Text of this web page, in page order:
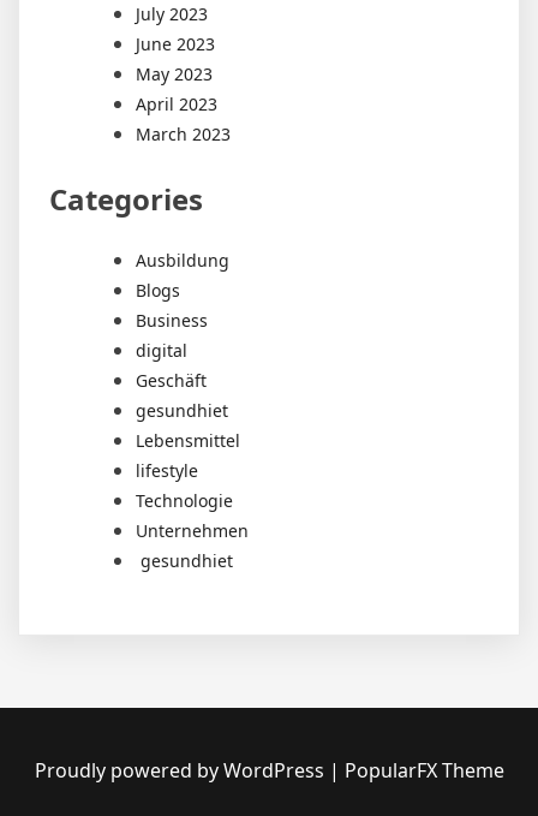
July 2023
June 2023
May 2023
April 2023
March 2023
Categories
Ausbildung
Blogs
Business
digital
Geschäft
gesundhiet
Lebensmittel
lifestyle
Technologie
Unternehmen
gesundhiet
Proudly powered by WordPress | PopularFX Theme